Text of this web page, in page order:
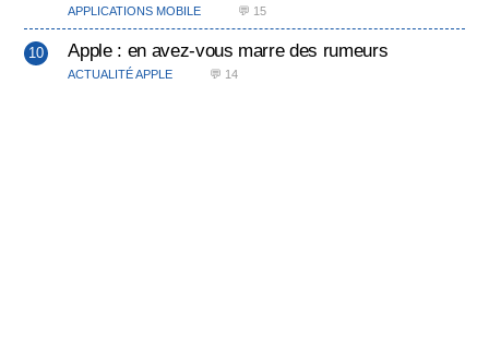
APPLICATIONS MOBILE 💬 15
Apple : en avez-vous marre des rumeurs
ACTUALITÉ APPLE 💬 14